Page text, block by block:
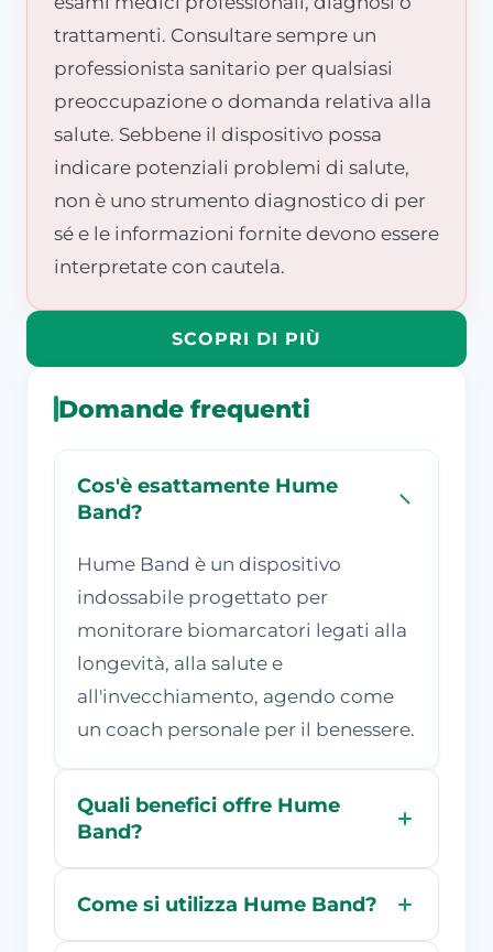
trattamenti. Consultare sempre un
professionista sanitario per qualsiasi
preoccupazione o domanda relativa alla
salute. Sebbene il dispositivo possa
indicare potenziali problemi di salute,
non è uno strumento diagnostico di per
sé e le informazioni fornite devono essere
interpretate con cautela.
SCOPRI DI PIÙ
Domande frequenti
Cos'è esattamente Hume
Band?
Hume Band è un dispositivo
indossabile progettato per
monitorare biomarcatori legati alla
longevità, alla salute e
all'invecchiamento, agendo come
un coach personale per il benessere.
Quali benefici offre Hume
Band?
Come si utilizza Hume Band?